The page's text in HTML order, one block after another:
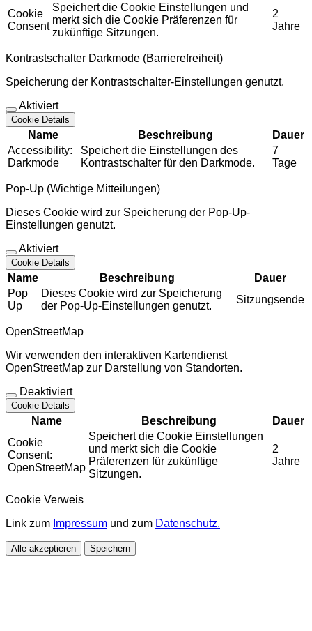
Cookie
Consent
Speichert die Cookie Einstellungen und
merkt sich die Cookie Präferenzen für
zukünftige Sitzungen.
2
Jahre
Kontrastschalter Darkmode (Barrierefreiheit)
Speicherung der Kontrastschalter-Einstellungen genutzt.
Aktiviert
Cookie Details
Name Beschreibung
Dauer
Accessibility:
Darkmode
Speichert die Einstellungen des
Kontrastschalter für den Darkmode.
7
Tage
Pop-Up (Wichtige Mitteilungen)
Dieses Cookie wird zur Speicherung der Pop-Up-
Einstellungen genutzt.
Aktiviert
Cookie Details
Name Beschreibung
Dauer
Pop
Up
Dieses Cookie wird zur Speicherung
der Pop-Up-Einstellungen genutzt.
Sitzungsende
OpenStreetMap
Wir verwenden den interaktiven Kartendienst
OpenStreetMap zur Darstellung von Standorten.
Deaktiviert
Cookie Details
Name Beschreibung
Dauer
Cookie
Consent:
OpenStreetMap
Speichert die Cookie Einstellungen
und merkt sich die Cookie
Präferenzen für zukünftige
Sitzungen.
2
Jahre
Cookie Verweis
Link zum Impressum und zum Datenschutz.
Alle akzeptieren Speichern